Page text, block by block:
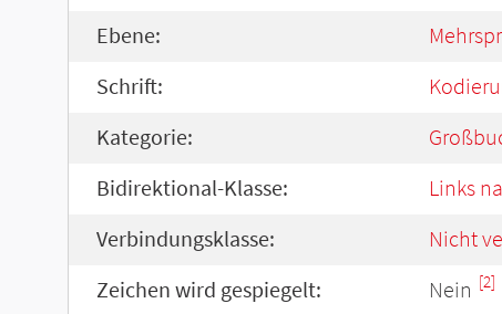
Ebene:
Schrift:
Kategorie:
Bidirektional-Klasse: Links
Verbindungsklasse: Nicht
Zeichen wird gespiegelt: Nein [2]